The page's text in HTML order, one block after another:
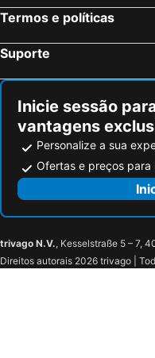
Termos e políticas
Suporte
Inicie sessão
vantagens
Personalize a sua
Ofertas e preços para
trivago N.V., Kesselstraße 5 – 7,
Direitos autorais 2026 trivago |